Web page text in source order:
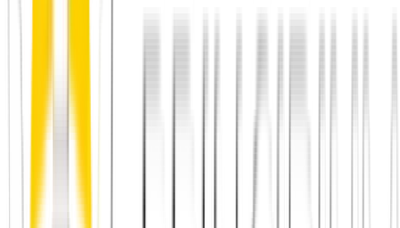
Neu in der Stadt – der Start ohne Freundeskreis
Erste Schritte in eine neue Community